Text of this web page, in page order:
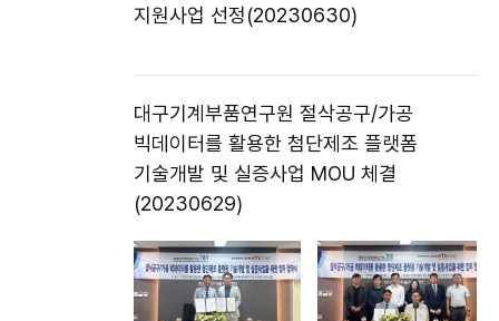
지원사업 선정(20230630)
대구기계부품연구원 절삭공구/가공
빅데이터를 활용한 첨단제조 플랫폼
기술개발 및 실증사업 MOU 체결
(20230629)